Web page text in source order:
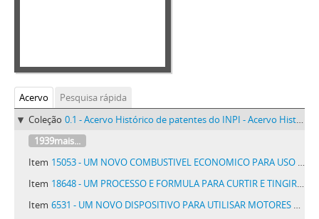
Acervo
Pesquisa rápida
Coleção 0.1 - Acervo Histórico de patentes do INPI - Acervo Histórico de patentes do INPI
1939mais...
Item 15053 - UM NOVO COMBUSTIVEL ECONOMICO PARA USO DOMESTICO DENOMINADO CAMPI
Item 18648 - UM PROCESSO E FORMULA PARA CURTIR E TINGIR PELLEGOS EM MARROM, APARELHO E PRETO
Item 6531 - UM NOVO DISPOSITIVO PARA UTILISAR MOTORES DE VENTO E OUTROS MOTORES DE FORÇA VARIAVEL APPLICAVEIS A BOMBAS DE FLUIDOS